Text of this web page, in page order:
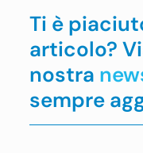
Ti è
articolo?
nostra
sempre